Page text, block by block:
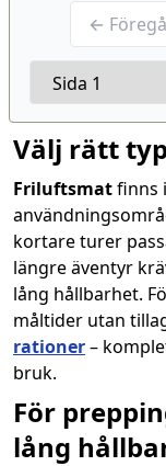
←
Välj rätt
Friluftsmatfinns
kortare turer
längre äventyr
lång hållbarhet.
måltider utan
rationer–
bruk.
För
lång